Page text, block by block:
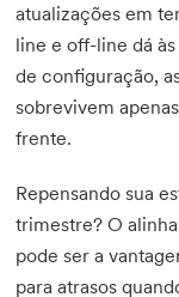
atualizações em
line e off-line dá
de configuração,
sobrevivem
frente.
Repensando sua
trimestre? O
pode ser a
para atrasos